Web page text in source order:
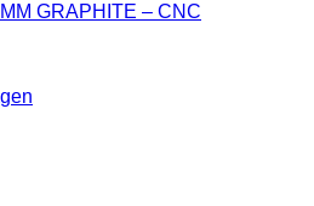
GRAPHITE – CNC